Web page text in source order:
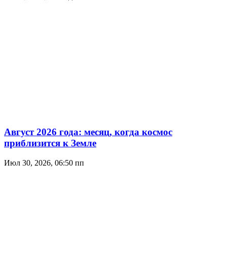
Август 2026 года: месяц, когда космос
приблизится к Земле
Июл 30, 2026, 06:50 пп